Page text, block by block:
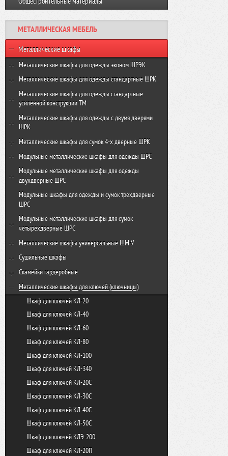
Виброплита VR-120 GROST
Виброплита VH-330R GROST
Резчик швов FS350-HC GROST
МЕТАЛЛИЧЕСКАЯ МЕБЕЛЬ
Металлические шкафы
Металлические шкафы для одежды эконом ШРЭК
ШРЭК-21-500
ШРЭК-22-500
Металлические шкафы для одежды стандартные ШРК
ШРК-22-600
ШРК-22-800
Металлические шкафы для одежды стандартные
усиленной конструкции ТМ
ТМ-22-600
ТМ-22-800
Металлические шкафы для одежды с двумя дверями
ШРК
ШРК-24-600
ШРК-24-800
Металлические шкафы для сумок 4-х дверные ШРК
ШРК-28-600
ШРК-28-800
Модульные металлические шкафы для одежды ШРС
ШРС-11-300
ШРС-11-400
ШРС-11дс-300
Модульные металлические шкафы для одежды
двухдверные ШРС
ШРС-12-300
ШРС-12дс-300
Модульные шкафы для одежды и сумок трехдверные
ШРС
Модульные металлические шкафы для сумок
четырехдверные ШРС
ШРС-14-300
ШРС-14дс-300
Металлические шкафы универсальные ШМ-У
ШМ-У 22-800
ШМУ 22-600
Cушильные шкафы
Шкаф сушильный ШСО-22м-600
Шкаф сушильный ШСО-22м
Шкаф сушильный ШСО-2000
Шкаф сушильный ШСО-2000-4
Модуль для сушки обуви Союз-10
Модуль для сушки обуви Союз-20
Cкамейки гардеробные
Скамья гардеробная 600
Скамья гардеробная 800
Скамья гардеробная 1000
Скамья гардеробная 1200
Скамья гардеробная 1500
Скамья гардеробная 2000
Скамья со спинкой 500
Скамья со спинкой 1000
Скамья со спинкой 1500
Скамья для спорт раздевалок односторонняя
Скамья для спорт раздевалок двусторонняя
Металлические шкафы для ключей (ключницы)
Шкаф для ключей КЛ-20
Шкаф для ключей КЛ-40
Шкаф для ключей КЛ-60
Шкаф для ключей КЛ-80
Шкаф для ключей КЛ-100
Шкаф для ключей КЛ-340
Шкаф для ключей КЛ-20С
Шкаф для ключей КЛ-30C
Шкаф для ключей КЛ-40C
Шкаф для ключей КЛ-50C
Шкаф для ключей КЛЭ-200
Шкаф для ключей КЛ-20П